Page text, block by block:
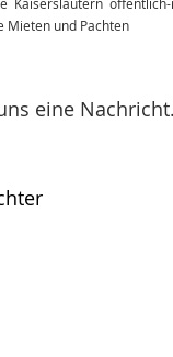
Mieten und Pachten
eine Nachricht.